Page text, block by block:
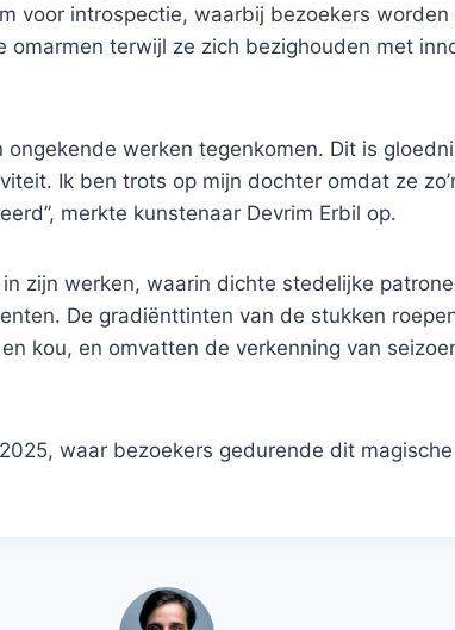
voor introspectie, waarbij bezoekers worden
omarmen terwijl ze zich bezighouden met
ongekende werken tegenkomen. Dit is
Ik ben trots op mijn dochter omdat ze
merkte kunstenaar Devrim Erbil op.
zijn werken, waarin dichte stedelijke
De gradiënttinten van de stukken
kou, en omvatten de verkenning van
waar bezoekers gedurende dit